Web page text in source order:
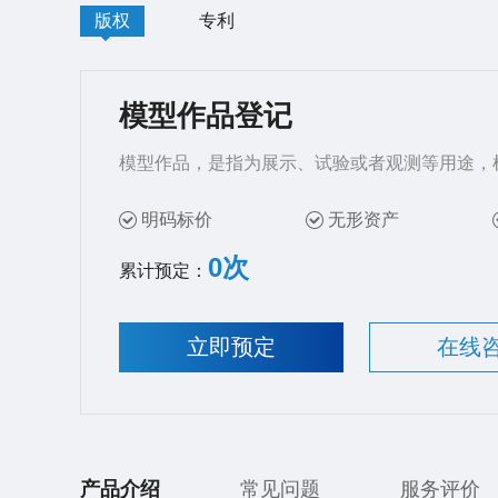
版权 专利
模型作品登记
模型作品，是指为展示、试验或者观测等用途
明码标价 无形资产
累计预定： 0次
立即预定 在线
产品介绍 常见问题 服务评价